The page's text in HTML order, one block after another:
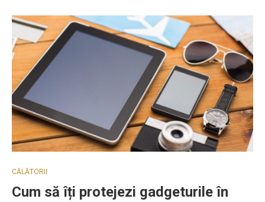
CĂLĂTORII
Cum să îți protejezi gadgeturile în